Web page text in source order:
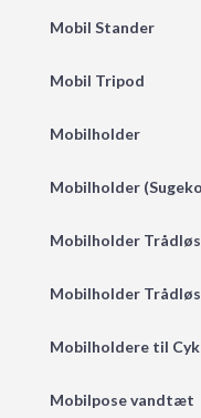
Mobil Stander
Mobil Tripod
Mobilholder
Mobilholder
Mobilholder
Mobilholder
Mobilholdere til
Mobilpose vandtæt